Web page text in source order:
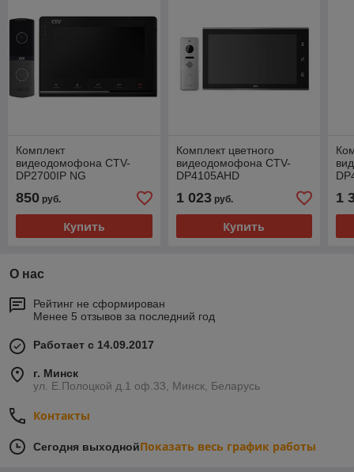
Комплект
видеодомофона CTV-
DP2700IP NG
850 руб.
Купить
Комплект цветного
видеодомофона CTV-
DP4105AHD
1 023руб.
Купить
1
О нас
Рейтинг не сформирован
Менее 5 отзывов за последний год
Работает с 14.09.2017
г. Минск
ул. Е.Полоцкой д.1 оф.33, Минск, Беларусь
Контакты
Сегодня выходнойПоказать весь график работы